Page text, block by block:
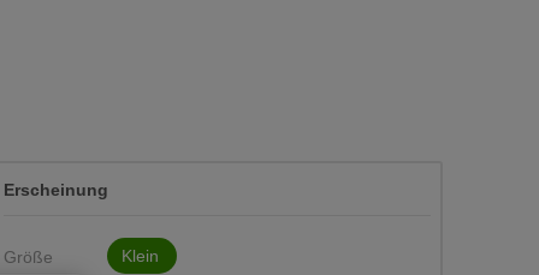
Erscheinung
Größe Klein